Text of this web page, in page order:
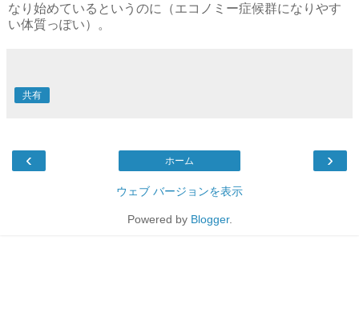
なり始めているというのに（エコノミー症候群になりやす
い体質っぽい）。
共有
‹ ›
ホーム
ウェブ バージョンを表示
Powered by Blogger.